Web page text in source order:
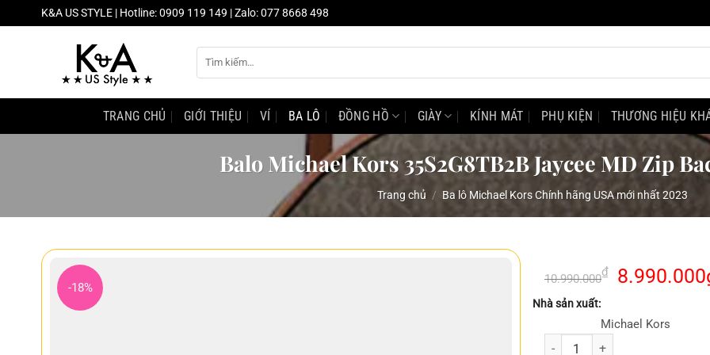
đến
K&A US STYLE | Hotline: 0909 119 149 | Zalo: 077 8668 498
kiếm:
TRANG CHỦ GIỚI THIỆU VÍ BA LÔ ĐỒNG HỒ GIÀY KÍNH MÁT PHỤ KIỆN THƯƠNG HIỆU
Balo Michael Kors 35S2G8TB2B Jaycee MD Zip
Trang chủ / Ba lô Michael Kors Chính hãng USA mới nhất 2023
-18%
10.990.000₫
Giá
8.990.000
Nhà sản xuất:
Michael Kors
Balo Michael Kors 35S2G8TB2B